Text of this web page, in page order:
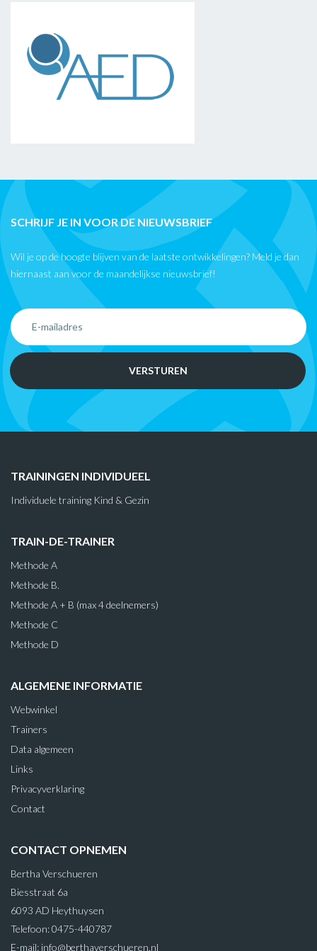
SCHRIJF JE IN VOOR DE NIEUWSBRIEF
Wil je op de hoogte blijven van de laatste ontwikkelingen? Meld je dan
hiernaast aan voor de maandelijkse nieuwsbrief!
TRAININGEN INDIVIDUEEL
Individuele training Kind & Gezin
TRAIN-DE-TRAINER
Methode A
Methode B.
Methode A + B (max 4 deelnemers)
Methode C
Methode D
ALGEMENE INFORMATIE
Webwinkel
Trainers
Data algemeen
Links
Privacyverklaring
Contact
CONTACT OPNEMEN
Bertha Verschueren
Biesstraat 6a
6093 AD Heythuysen
Telefoon: 0475-440787
E-mail: info@berthaverschueren.nl